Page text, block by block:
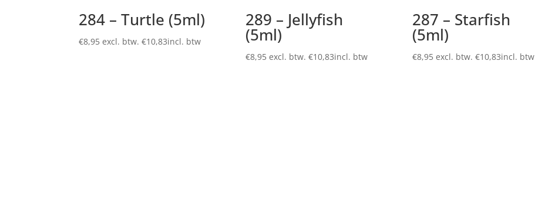
284 – Turtle (5ml)
€8,95 excl. btw.€10,83incl. btw
289 – Jellyfish
(5ml)
€8,95 excl. btw. €10,83incl. btw
287 – Starfish
(5ml)
€8,95 excl. btw. €10,83incl. btw